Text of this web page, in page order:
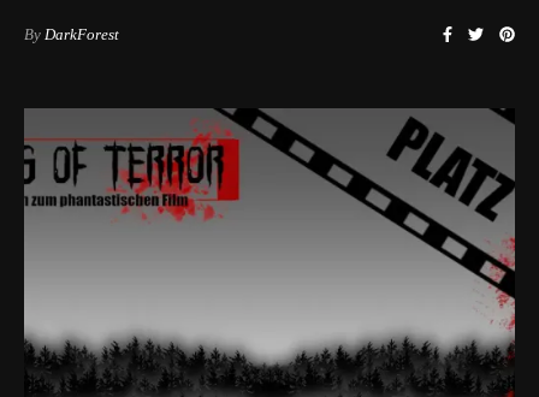
By DarkForest